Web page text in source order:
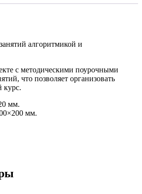
алгоритмикой и
с методическими поурочными
что позволяет организовать
курс.
мм.
мм.